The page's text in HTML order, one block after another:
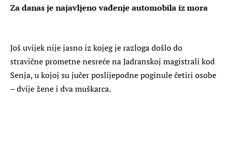
Za danas je najavljeno vađenje automobila iz mora
Još uvijek nije jasno iz kojeg je razloga došlo do
stravične prometne nesreće na Jadranskoj magistrali kod
Senja, u kojoj su jučer poslijepodne poginule četiri osobe
– dvije žene i dva muškarca.